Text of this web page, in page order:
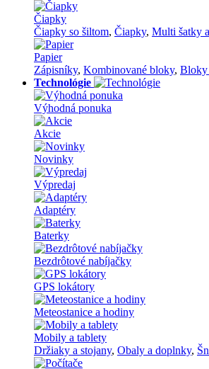
Čiapky
Čiapky so šiltom, Čiapky, Multi šatky
Papier
Zápisníky, Kombinované bloky, Bloky
Technológie
Výhodná ponuka
Akcie
Novinky
Výpredaj
Adaptéry
Baterky
Bezdrôtové nabíjačky
GPS lokátory
Meteostanice a hodiny
Mobily a tablety
Držiaky a stojany, Obaly a doplnky,